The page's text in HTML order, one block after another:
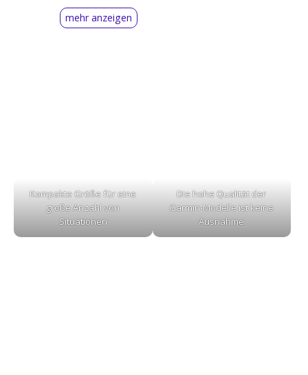
Kompakte Größe für eine
große Anzahl von
Situationen
Die hohe Qualität der
Garmin-Modelle ist keine
Ausnahme